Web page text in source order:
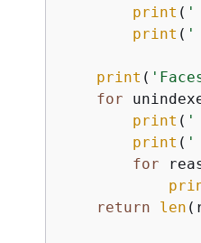
print ( '
print ( '
print (
for
print ( '
print ( '
for
return
len